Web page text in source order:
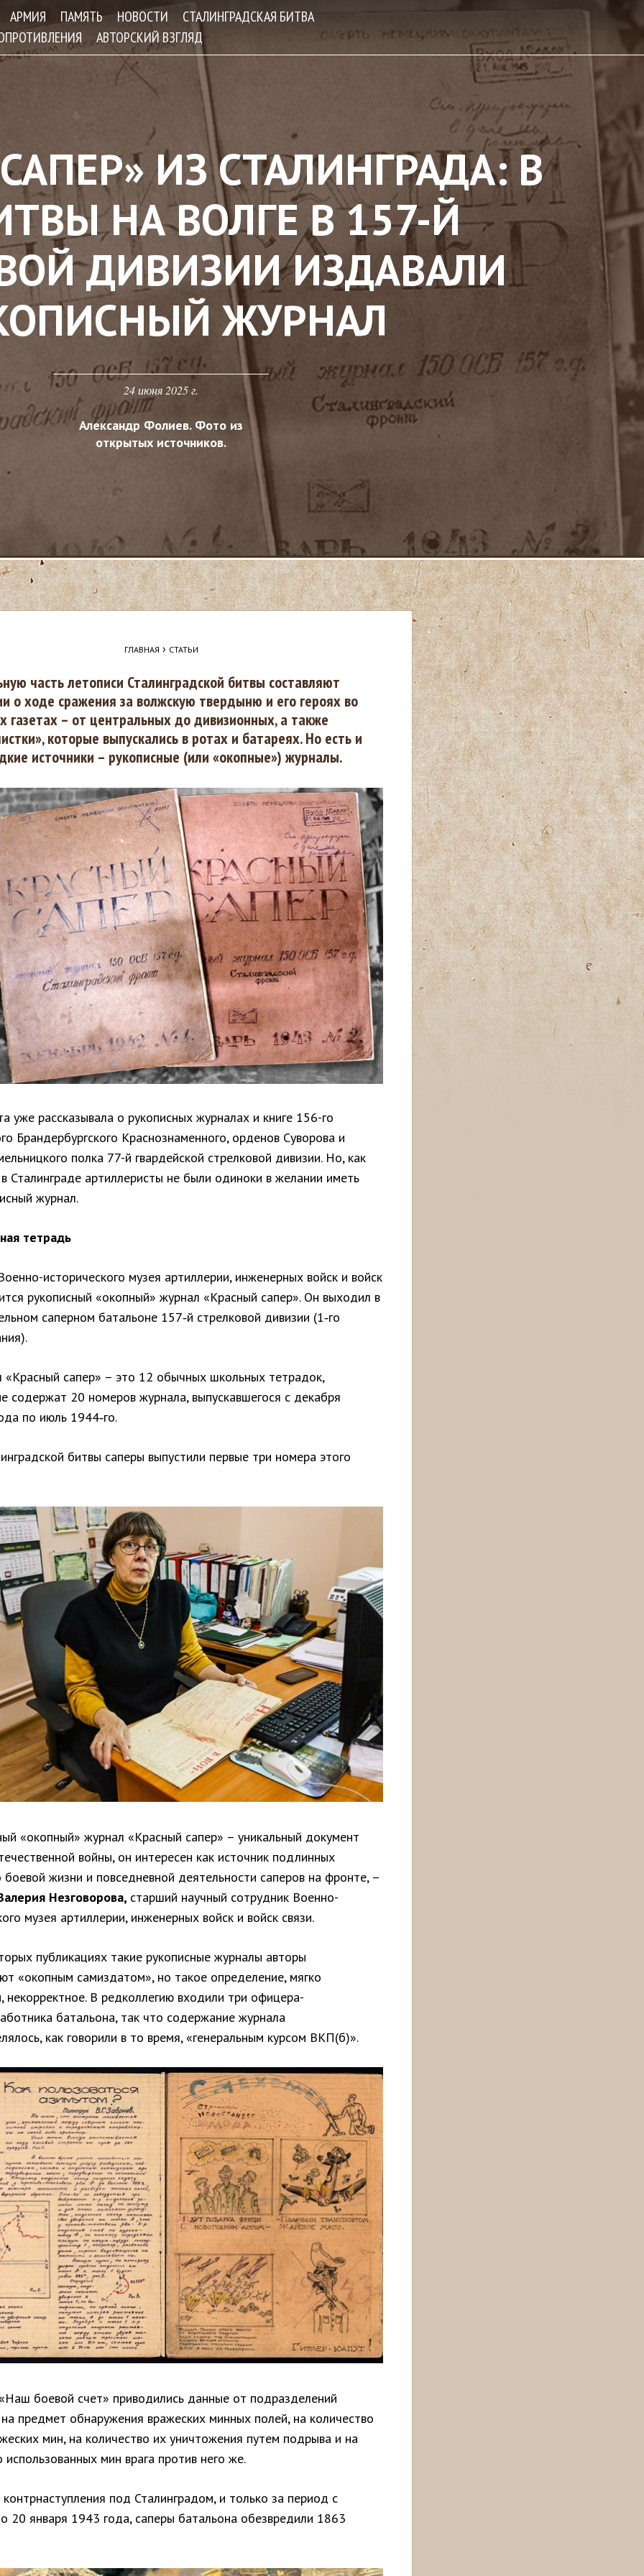
Jump to navigation
АРМИЯ ПАМЯТЬ НОВОСТИ
СТАЛИНГРАДСКАЯ БИТВА
АВТОРСКИЙ ВЗГЛЯД
ИЗ СТАЛИНГРАДА: В
НА ВОЛГЕ В 157-Й
ДИВИЗИИ ИЗДАВАЛИ
ЖУРНАЛ
24 июня 2025 г.
Александр Фолиев. Фото из
открытых источников.
ГЛАВНАЯ › СТАТЬИ
часть летописи Сталинградской битвы составляют
о ходе сражения за волжскую твердыню и его героях во
газетах – от центральных до дивизионных, а также
которые выпускались в ротах и батареях. Но есть и
источники – рукописные (или «окопные») журналы.
уже рассказывала о рукописных журналах и книге 156-го
Брандербургского Краснознаменного, орденов Суворова и
полка 77-й гвардейской стрелковой дивизии. Но, как
в Сталинграде артиллеристы не были одиноки в желании иметь
журнал.
тетрадь
исторического музея артиллерии, инженерных войск и войск
рукописный «окопный» журнал «Красный сапер». Он выходил в
саперном батальоне 157‑й стрелковой дивизии (1‑го
«Красный сапер» – это 12 обычных школьных тетрадок,
содержат 20 номеров журнала, выпускавшегося с декабря
по июль 1944‑го.
битвы саперы выпустили первые три номера этого
«окопный» журнал «Красный сапер» – уникальный документ
войны, он интересен как источник подлинных
боевой жизни и повседневной деятельности саперов на фронте, –
Незговорова, старший научный сотрудник Военно-
музея артиллерии, инженерных войск и войск связи.
публикациях такие рукописные журналы авторы
«окопным самиздатом», но такое определение, мягко
некорректное. В редколлегию входили три офицера-
батальона, так что содержание журнала
как говорили в то время, «генеральным курсом ВКП(б)».
боевой счет» приводились данные от подразделений
предмет обнаружения вражеских минных полей, на количество
мин, на количество их уничтожения путем подрыва и на
использованных мин врага против него же.
под Сталинградом, и только за период с
20 января 1943 года, саперы батальона обезвредили 1863